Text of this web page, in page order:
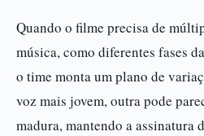
Quando o filme precisa de
música, como diferentes fases
o time monta um plano de
voz mais jovem, outra pode
madura, mantendo a assinatura